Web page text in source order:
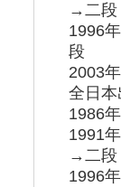
→二段
1996
段
2003
全日本
1986
1991
→二段
1996